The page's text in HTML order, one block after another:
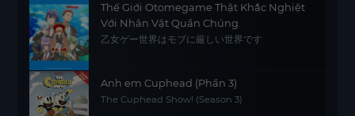
Thế Giới Otomegame Thật Khắc Nghiệt
Với Nhân Vật Quần Chúng
乙女ゲー世界はモブに厳しい世界です
Anh em Cuphead (Phần 3)
The Cuphead Show! (Season 3)